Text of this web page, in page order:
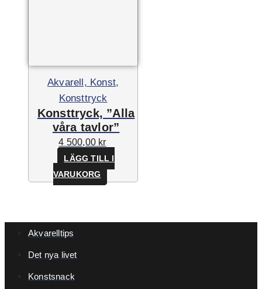
Akvarell, Konst,
Konsttryck
Konsttryck, ”Alla
våra tavlor”
4 500,00 kr
LÄGG TILL I
VARUKORG
Akvarelltips
Det nya livet
Konstsnack